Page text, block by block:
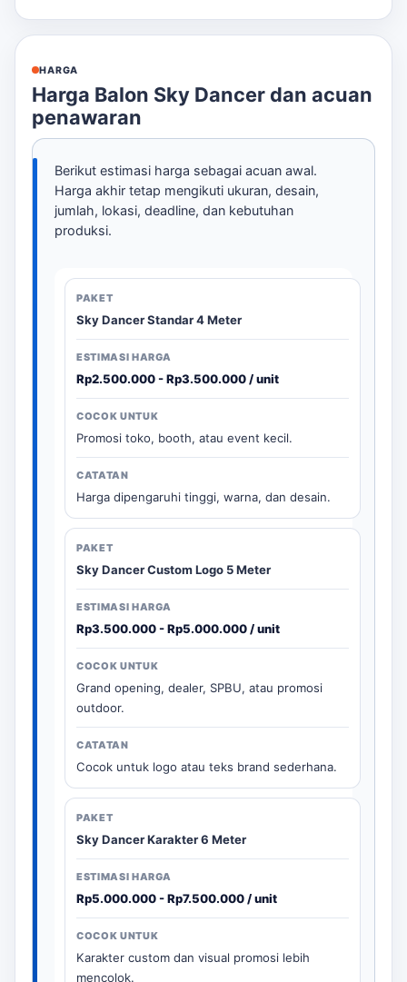
HARGA
Harga Balon Sky Dancer dan acuan
penawaran
Berikut estimasi harga sebagai acuan awal.
Harga akhir tetap mengikuti ukuran, desain,
jumlah, lokasi, deadline, dan kebutuhan
produksi.
Sky Dancer Standar 4 Meter
Rp2.500.000 - Rp3.500.000 / unit
Promosi toko, booth, atau event kecil.
Harga dipengaruhi tinggi, warna, dan desain.
Sky Dancer Custom Logo 5 Meter
Rp3.500.000 - Rp5.000.000 / unit
Grand opening, dealer, SPBU, atau promosi
outdoor.
Cocok untuk logo atau teks brand sederhana.
Sky Dancer Karakter 6 Meter
Rp5.000.000 - Rp7.500.000 / unit
Karakter custom dan visual promosi lebih
mencolok.